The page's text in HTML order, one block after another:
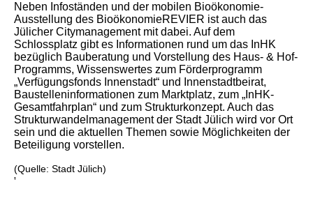
Neben Infoständen und der mobilen Bioökonomie-
Ausstellung des BioökonomieREVIER ist auch das
Jülicher Citymanagement mit dabei. Auf dem
Schlossplatz gibt es Informationen rund um das InHK
bezüglich Bauberatung und Vorstellung des Haus- & Hof-
Programms, Wissenswertes zum Förderprogramm
„Verfügungsfonds Innenstadt“ und Innenstadtbeirat,
Baustelleninformationen zum Marktplatz, zum „InHK-
Gesamtfahrplan“ und zum Strukturkonzept. Auch das
Strukturwandelmanagement der Stadt Jülich wird vor Ort
sein und die aktuellen Themen sowie Möglichkeiten der
Beteiligung vorstellen.
(Quelle: Stadt Jülich)
'